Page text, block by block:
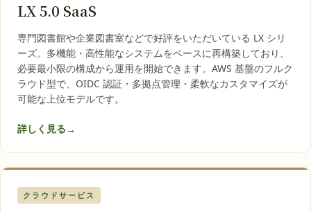
LX 5.0 SaaS
専門図書館や企業図書室などで好評をいただいている LX シリ
ーズ。多機能・高性能なシステムをベースに再構築しており、
必要最小限の構成から運用を開始できます。AWS 基盤のフルク
ラウド型で、OIDC 認証・多拠点管理・柔軟なカスタマイズが
可能な上位モデルです。
詳しく見る→
クラウドサービス